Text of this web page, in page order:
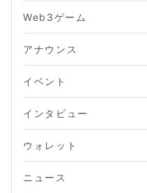
Web3ゲーム
アナウンス
イベント
インタビュー
ウォレット
ニュース